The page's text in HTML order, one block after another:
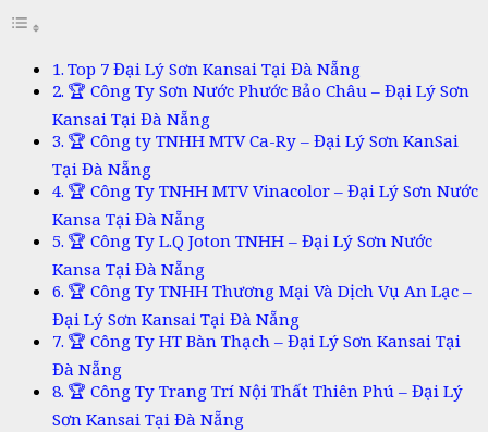
Top 7 Đại Lý Sơn Kansai Tại Đà Nẵng
🏆 Công Ty Sơn Nước Phước Bảo Châu – Đại Lý Sơn
Kansai Tại Đà Nẵng
🏆 Công ty TNHH MTV Ca-Ry – Đại Lý Sơn KanSai
Tại Đà Nẵng
🏆 Công Ty TNHH MTV Vinacolor – Đại Lý Sơn Nước
Kansa Tại Đà Nẵng
🏆 Công Ty L.Q Joton TNHH – Đại Lý Sơn Nước
Kansa Tại Đà Nẵng
🏆 Công Ty TNHH Thương Mại Và Dịch Vụ An Lạc –
Đại Lý Sơn Kansai Tại Đà Nẵng
🏆 Công Ty HT Bàn Thạch – Đại Lý Sơn Kansai Tại
Đà Nẵng
🏆 Công Ty Trang Trí Nội Thất Thiên Phú – Đại Lý
Sơn Kansai Tại Đà Nẵng